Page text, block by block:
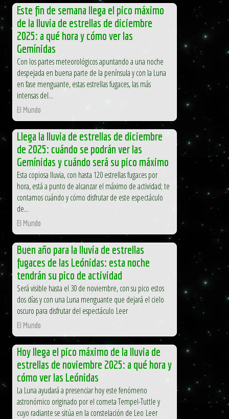
Este fin de semana llega el pico máximo
de la lluvia de estrellas de diciembre
2025: a qué hora y cómo ver las
Gemínidas
Con los partes meteorológicos apuntando a una noche
despejada en buena parte de la península y con la Luna
en fase menguante, estas estrellas fugaces, las más
intensas del...
El Mundo
Llega la lluvia de estrellas de diciembre
de 2025: cuándo se podrán ver las
Gemínidas y cuándo será su pico máximo
Esta copiosa lluvia, con hasta 120 estrellas fugaces por
hora, está a punto de alcanzar el máximo de actividad; te
contamos cuándo y cómo disfrutar de este espectáculo
de...
El Mundo
Buen año para la lluvia de estrellas
fugaces de las Leónidas: esta noche
tendrán su pico de actividad
Será visible hasta el 30 de noviembre, con su pico estos
dos días y con una Luna menguante que dejará el cielo
oscuro para disfrutar del espectáculo Leer
El Mundo
Hoy llega el pico máximo de la lluvia de
estrellas de noviembre 2025: a qué hora y
cómo ver las Leónidas
La Luna ayudará a presenciar hoy este fenómeno
astronómico originado por el cometa Tempel-Tuttle y
cuyo radiante se sitúa en la constelación de Leo Leer